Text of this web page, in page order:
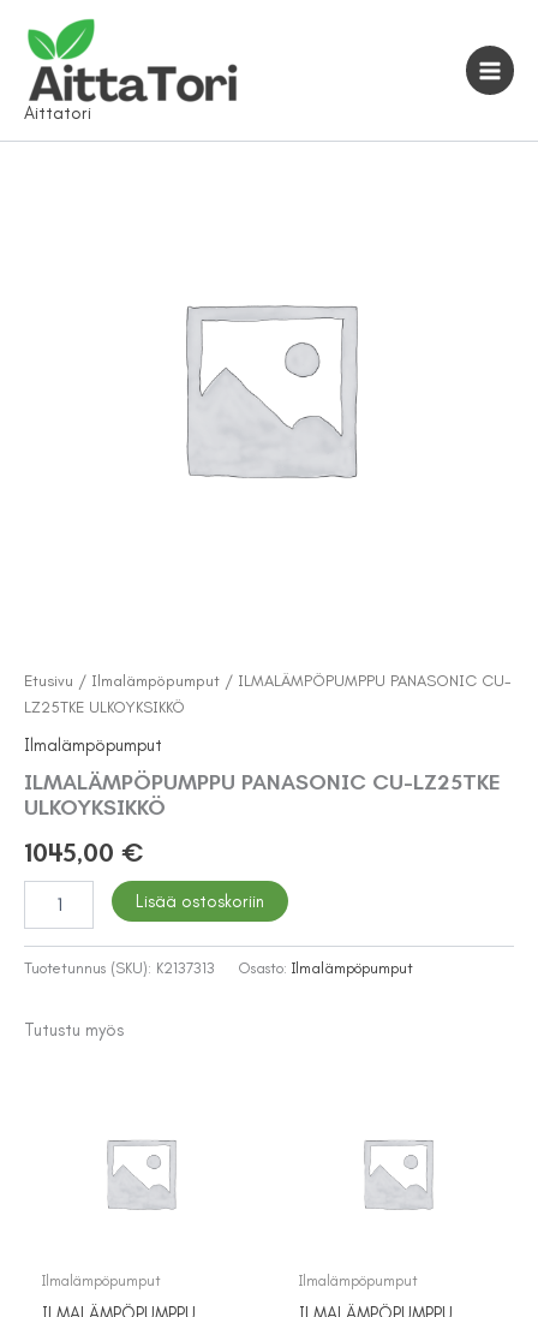
sisältöön
Aittatori
Etusivu / Ilmalämpöpumput / ILMALÄMPÖPUMPPU PANASONIC CU-
LZ25TKE ULKOYKSIKKÖ
Ilmalämpöpumput
ILMALÄMPÖPUMPPU PANASONIC CU-LZ25TKE
ULKOYKSIKKÖ
1045,00 €
ILMALÄMPÖPUMPPU
PANASONIC
LZ25TKE
Lisää ostoskoriin
Tuotetunnus (SKU): K2137313 Osasto: Ilmalämpöpumput
Tutustu myös
Ilmalämpöpumput Ilmalämpöpumput